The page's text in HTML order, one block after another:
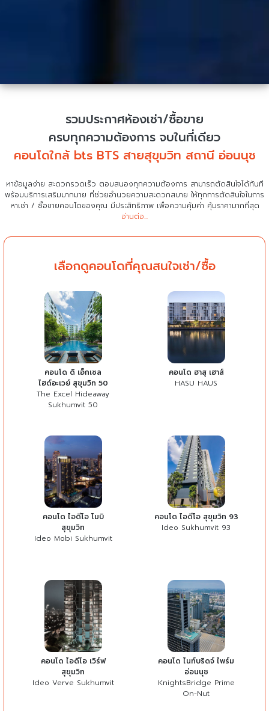
รวมประกาศห้องเช่า/ซื้อขาย
ครบทุกความต้องการ จบในที่เดียว
คอนโดใกล้ bts BTS สายสุขุมวิท สถานี อ่อนนุช
หาข้อมูลง่าย สะดวกรวดเร็ว ตอบสนองทุกความต้องการ สามารถตัดสินใจได้ทันที
พร้อมบริการเสริมมากมาย ที่ช่วยอำนวยความสะดวกสบาย ให้ทุกการตัดสินใจในการ
หาเช่า / ซื้อขายคอนโดของคุณ มีประสิทธิภาพ เพื่อความคุ้มค่า คุ้มราคามากที่สุด
อ่านต่อ...
เลือกดูคอนโดที่คุณสนใจเช่า/ซื้อ
คอนโด ดิ เอ็กเซล
ไฮด์อะเวย์ สุขุมวิท 50
The Excel Hideaway
Sukhumvit 50
คอนโด ฮาสุ เฮาส์
HASU HAUS
คอนโด ไอดีโอ โมบิ
สุขุมวิท
Ideo Mobi Sukhumvit
คอนโด ไอดีโอ สุขุมวิท 93
Ideo Sukhumvit 93
คอนโด ไอดีโอ เวิร์ฟ
สุขุมวิท
Ideo Verve Sukhumvit
คอนโด ไนท์บริดจ์ ไพร์ม
อ่อนนุช
KnightsBridge Prime
On-Nut